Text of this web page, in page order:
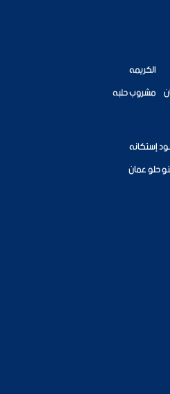
الكريمه
مشروب حلبه
إستكانه
حلو عمان